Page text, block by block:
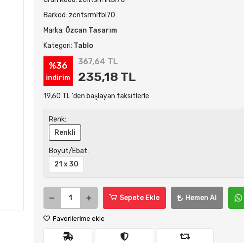
Barkod: zcntsrmltbl70
Marka: Özcan Tasarım
Kategori: Tablo
%36
indirim
367,64 TL
235,18 TL
19,60 TL 'den başlayan taksitlerle
Renk:
Renkli
Boyut/Ebat:
21 x 30
Sepete Ekle Hemen Al
Favorilerime ekle